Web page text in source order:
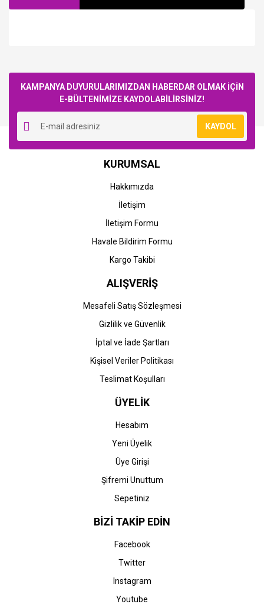
KAMPANYA DUYURULARIMIZDAN HABERDAR OLMAK İÇİN
E-BÜLTENİMİZE KAYDOLABİLİRSİNİZ!
KAYDOL
KURUMSAL
Hakkımızda
İletişim
İletişim Formu
Havale Bildirim Formu
Kargo Takibi
ALIŞVERİŞ
Mesafeli Satış Sözleşmesi
Gizlilik ve Güvenlik
İptal ve İade Şartları
Kişisel Veriler Politikası
Teslimat Koşulları
ÜYELİK
Hesabım
Yeni Üyelik
Üye Girişi
Şifremi Unuttum
Sepetiniz
BİZİ TAKİP EDİN
Facebook
Twitter
Instagram
Youtube